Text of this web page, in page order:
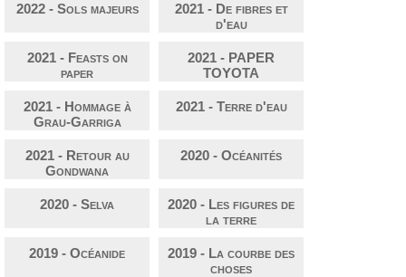
2022 - Sols majeurs
2021 - De fibres et
d'eau
2021 - Feasts on
paper
2021 - PAPER
TOYOTA
2021 - Hommage à
Grau-Garriga
2021 - Terre d'eau
2021 - Retour au
Gondwana
2020 - Océanités
2020 - Selva
2020 - Les figures de
la terre
2019 - Océanide
2019 - La courbe des
choses